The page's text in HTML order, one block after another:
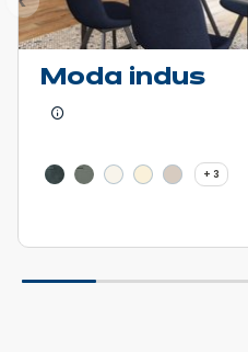
Moda indus
En savoir plus - Afficher
+ 3 3